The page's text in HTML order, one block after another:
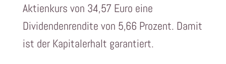
Aktienkurs von 34,57 Euro eine
Dividendenrendite von 5,66 Prozent. Damit
ist der Kapitalerhalt garantiert.